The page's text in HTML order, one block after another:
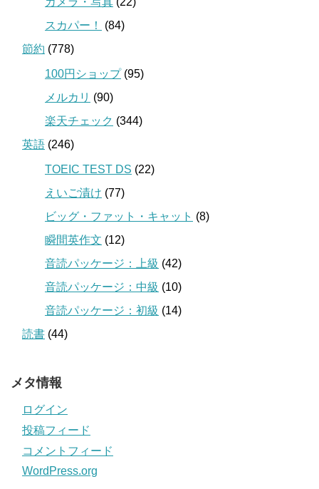
スカパー！
(84)
節約 (778)
100円ショップ(95)
メルカリ (90)
楽天チェック (344)
英語 (246)
TOEIC TEST DS (22)
えいご漬け (77)
ビッグ・ファット・キャット (8)
瞬間英作文 (12)
音読パッケージ：上級 (42)
音読パッケージ：中級 (10)
音読パッケージ：初級 (14)
読書 (44)
メタ情報
ログイン
投稿フィード
コメントフィード
WordPress.org